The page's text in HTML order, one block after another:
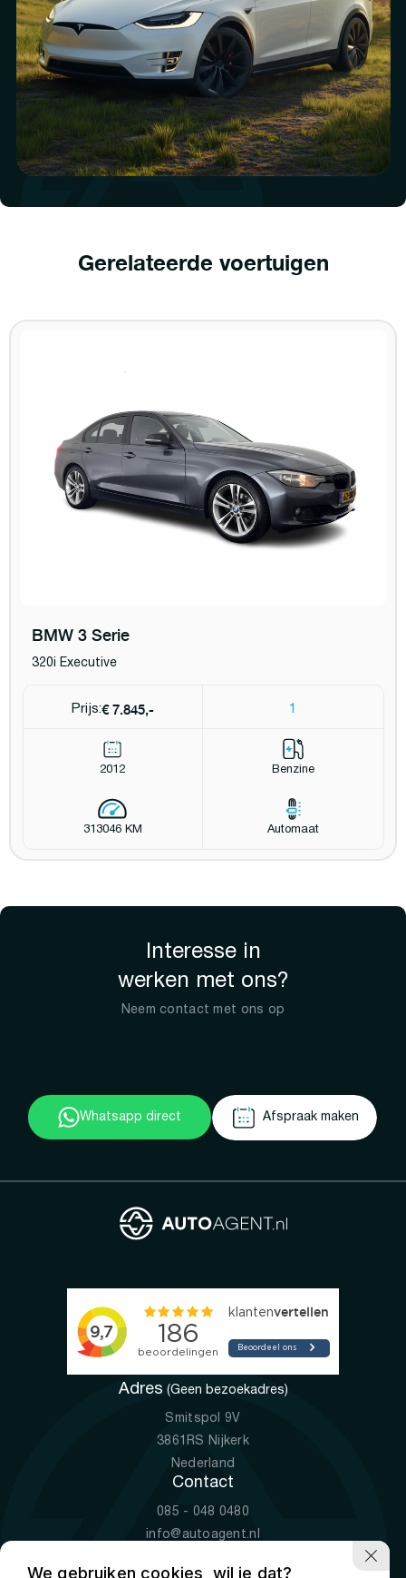
Gerelateerde voertuigen
BMW 3 Serie
320i Executive
Prijs:€ 7.845,- 1
2012 Benzine
313046 KM Automaat
Interesse in
werken met ons?
Neem contact met ons op
Whatsapp direct Afspraak maken
Adres (Geen bezoekadres)
Smitspol 9V
3861RS Nijkerk
Nederland
Contact
085 - 048 0480
info@autoagent.nl
We gebruiken cookies, wil je dat?